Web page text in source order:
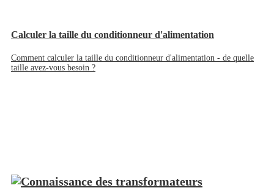
Calculer la taille du conditionneur d'alimentation
Comment calculer la taille du conditionneur d'alimentation - de quelle
taille avez-vous besoin ?